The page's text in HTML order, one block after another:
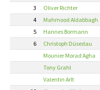
3
Oliver Richter
4
Mahmood Aldabbagh
5
Hannes Bormann
6
Christoph Düsedau
Mounier Morad Agha
Tony Grahl
Valentin Arlt